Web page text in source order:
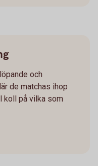
och
de matchas ihop
koll på vilka som